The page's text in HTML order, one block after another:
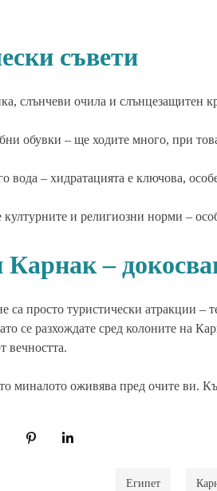
съвети
слънчеви очила и слънцезащитен
обувки – ще ходите много, при
вода – хидратацията е ключова,
културните и религиозни норми –
–
са просто туристически атракции –
се разхождате сред колоните на
вечността.
миналото оживява пред очите ви.
Египет